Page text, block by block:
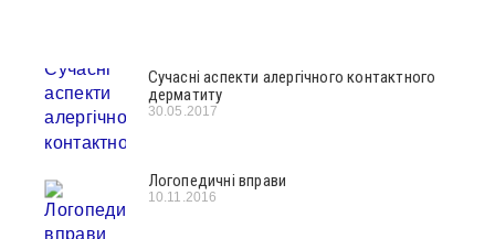
Сучасні аспекти алергічного контактного
дерматиту
30.05.2017
Логопедичні вправи
10.11.2016